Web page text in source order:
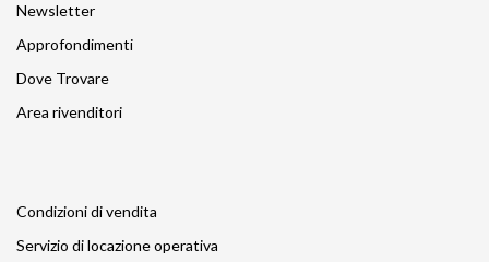
Newsletter
Approfondimenti
Dove Trovare
Area rivenditori
Condizioni di vendita
Servizio di locazione operativa